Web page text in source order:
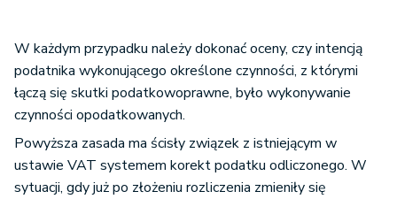
W każdym przypadku należy dokonać oceny, czy intencją
podatnika wykonującego określone czynności, z którymi
łączą się skutki podatkowoprawne, było wykonywanie
czynności opodatkowanych.
Powyższa zasada ma ścisły związek z istniejącym w
ustawie VAT systemem korekt podatku odliczonego. W
sytuacji, gdy już po złożeniu rozliczenia zmieniły się